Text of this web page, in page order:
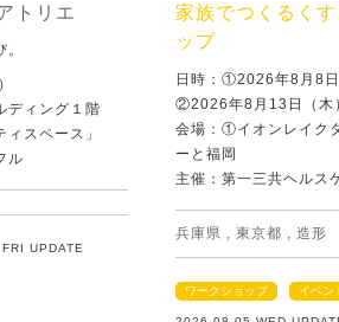
トリエ
ディング１階
ィスペース」
ル
UPDATE
家族でつくるく
ップ
日時：①2026年8月8
②2026年8月13日（木
会場：①イオンレイ
ーと福岡
主催：第一三共ヘルス
兵庫県 , 東京都 , 造形
ワークショップ イベン